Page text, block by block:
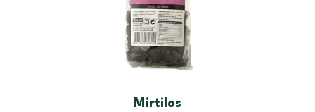
Mirtilos